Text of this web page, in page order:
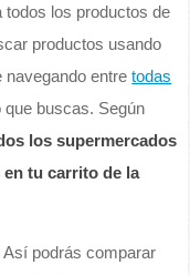
todos los productos de
productos usando
navegando entretodas
que buscas. Según
los supermercados
en tu carrito de la
Así podrás comparar